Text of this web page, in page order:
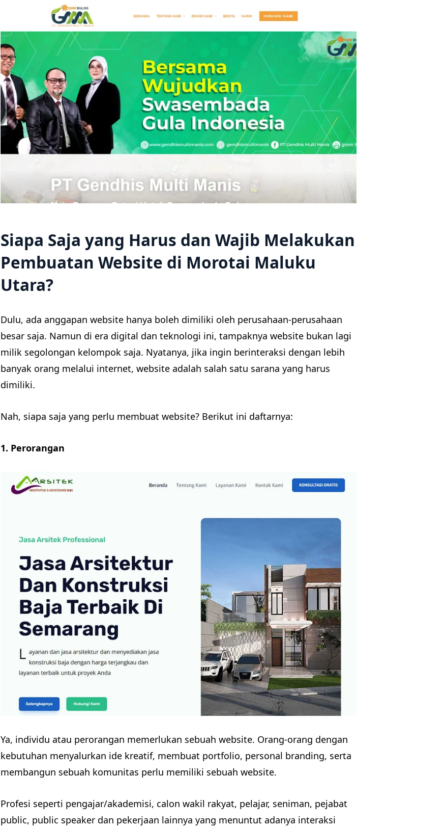
Siapa Saja yang Harus dan Wajib Melakukan
Pembuatan Website di Morotai Maluku
Utara?
Dulu, ada anggapan website hanya boleh dimiliki oleh perusahaan-perusahaan
besar saja. Namun di era digital dan teknologi ini, tampaknya website bukan lagi
milik segolongan kelompok saja. Nyatanya, jika ingin berinteraksi dengan lebih
banyak orang melalui internet, website adalah salah satu sarana yang harus
dimiliki.
Nah, siapa saja yang perlu membuat website? Berikut ini daftarnya:
1. Perorangan
Ya, individu atau perorangan memerlukan sebuah website. Orang-orang dengan
kebutuhan menyalurkan ide kreatif, membuat portfolio, personal branding, serta
membangun sebuah komunitas perlu memiliki sebuah website.
Profesi seperti pengajar/akademisi, calon wakil rakyat, pelajar, seniman, pejabat
public, public speaker dan pekerjaan lainnya yang menuntut adanya interaksi